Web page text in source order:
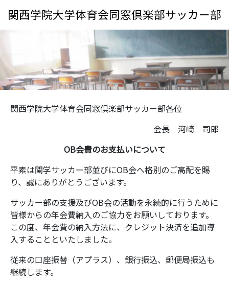
関西学院大学体育会同窓倶楽部サッカー部
関西学院大学体育会同窓倶楽部サッカー部各位
会長 河崎 司郎
OB会費のお支払いについて
平素は関学サッカー部並びにOB会へ格別のご高配を賜
り、誠にありがとうございます。
サッカー部の支援及びOB会の活動を永続的に行うために
皆様からの年会費納入のご協力をお願いしております。
この度、年会費の納入方法に、クレジット決済を追加導
入することといたしました。
従来の口座振替（アプラス）、銀行振込、郵便局振込も
継続します。